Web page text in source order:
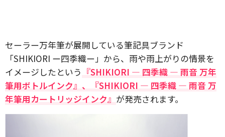
セーラー万年筆が展開している筆記具ブランド
「SHIKIORI ー四季織ー」から、雨や雨上がりの情景を
イメージしたという 『SHIKIORI ― 四季織 ― 雨音 万年
筆用ボトルインク』、『SHIKIORI ― 四季織 ― 雨音 万
年筆用カートリッジインク』 が発売されます。